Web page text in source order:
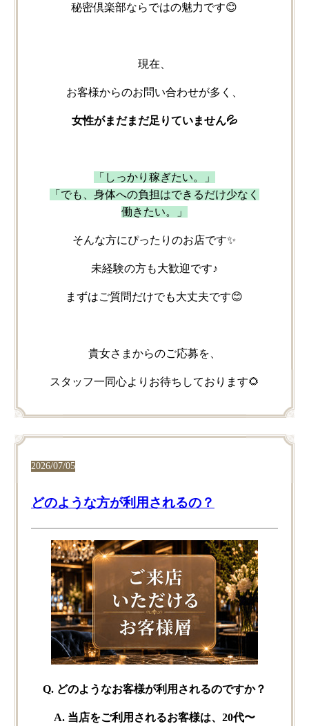
秘密倶楽部ならではの​魅力です😊
現在、
お客様からの​お問い​合わせが​多く、
女性が​まだまだ​足りていません💦
「しっかり​稼ぎたい。」
「でも、​身体への​負担は​できるだけ少なく​
働きたい。」
そんな​方に​ぴったりの​お店です✨
未経験の​方も​大歓迎です♪
まずは​ご質問だけでも​大丈夫です😊
貴女さまからの​ご応募を、
スタッフ一同心より​お待ちしております🌻
2026/07/05
どのような方が利用されるの？
Q. どのような​お客様が​利用されるのですか？
A. 当店を​ご利用される​お客様は、​20代〜